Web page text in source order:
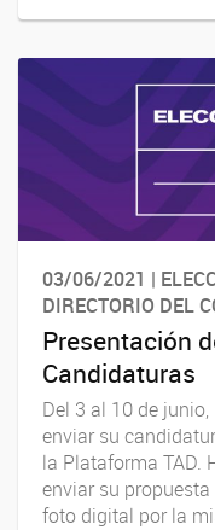
03/06/2021 |
DIRECTORIO DEL
Presentación
Candidaturas
Del 3 al 10 de
enviar su
la Plataforma TAD.
enviar su
foto digital por la